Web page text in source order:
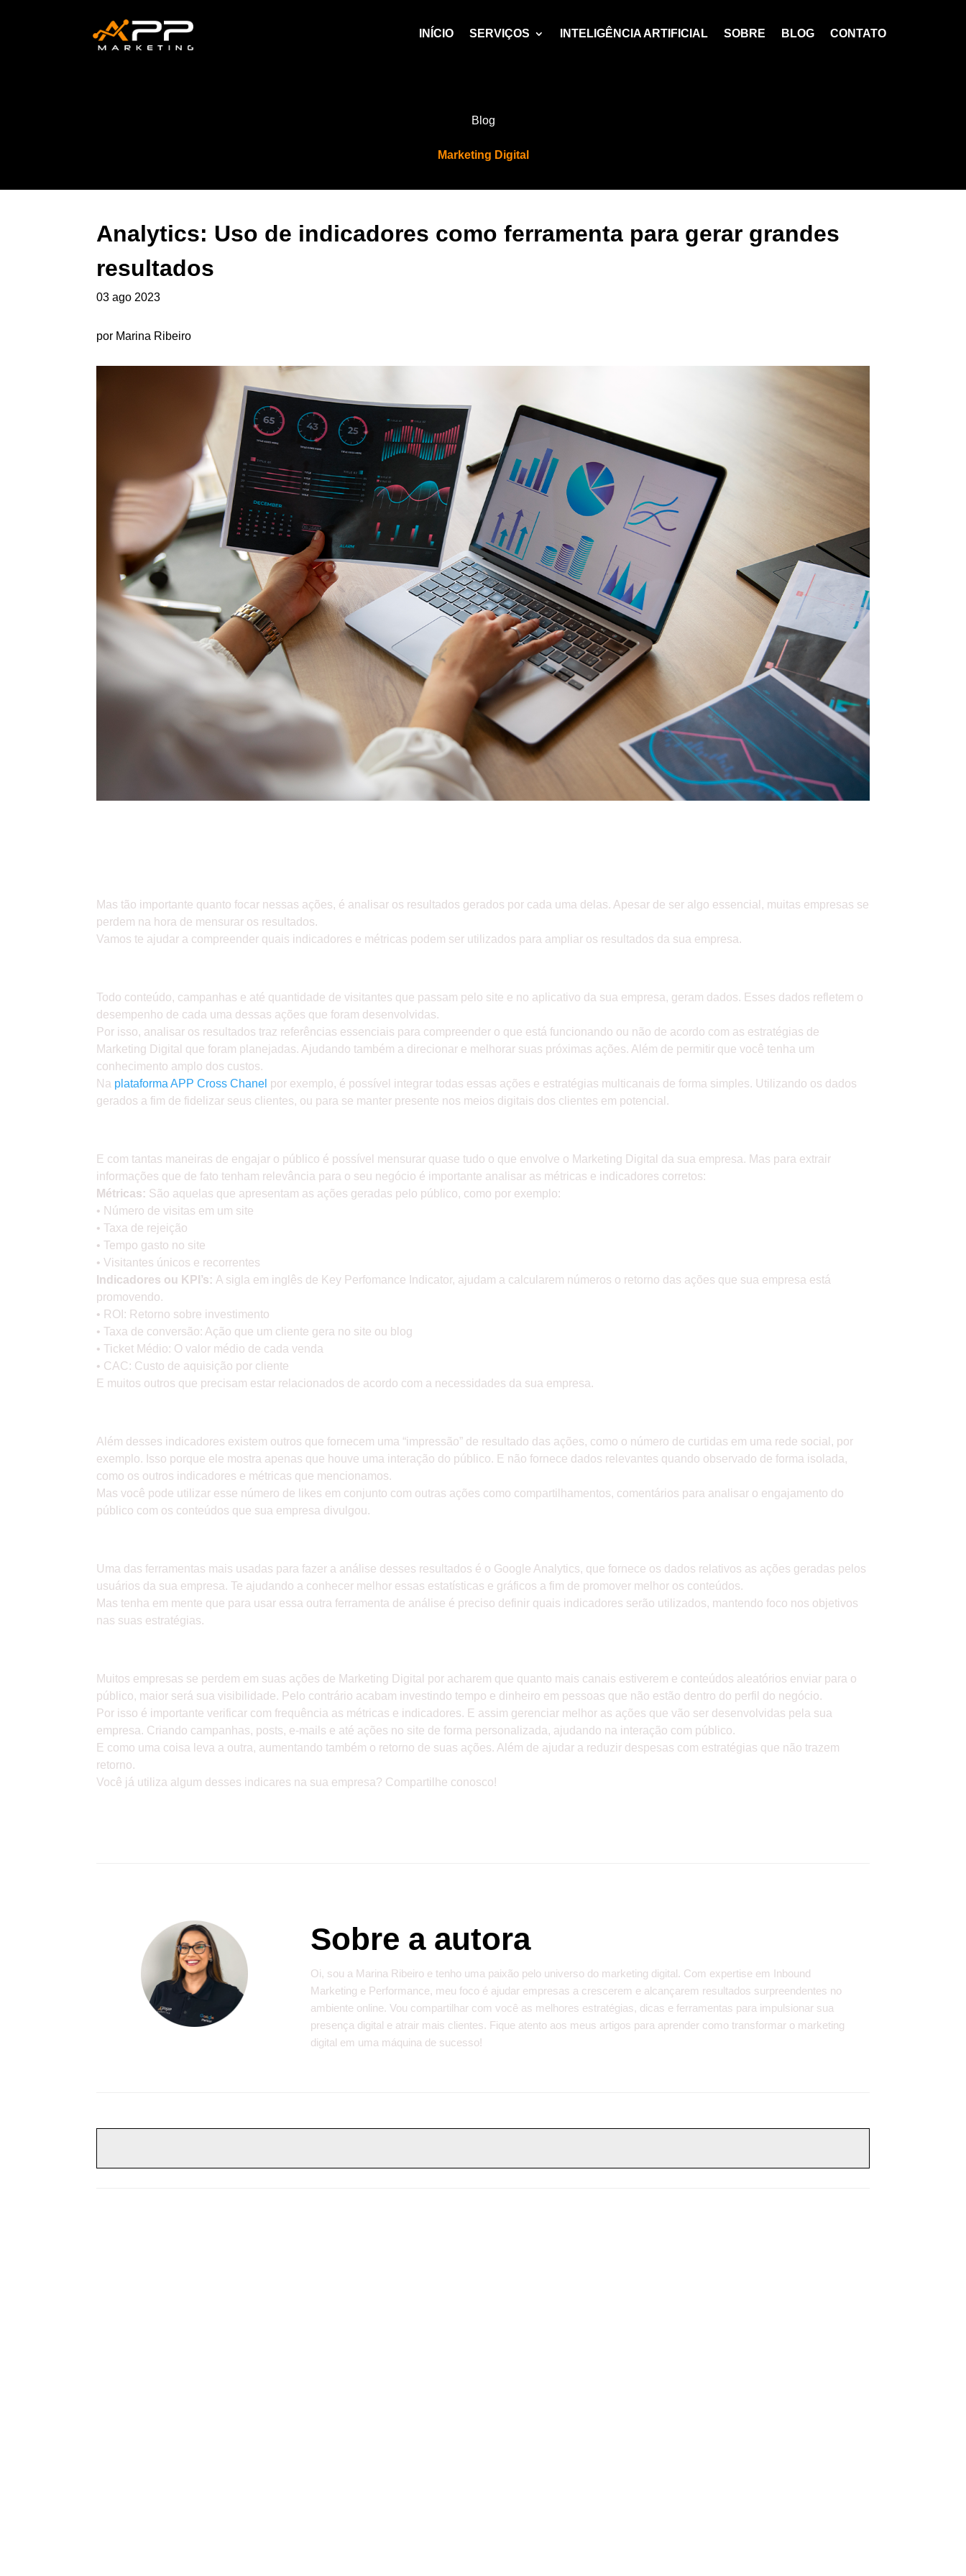
INÍCIO SERVIÇOS INTELIGÊNCIA ARTIFICIAL SOBRE BLOG CONTATO
Blog
Marketing Digital
Analytics: Uso de indicadores como ferramenta para gerar grandes
resultados
03 ago 2023
por Marina Ribeiro
Mas tão importante quanto focar nessas ações, é analisar os resultados gerados por cada uma delas. Apesar de ser algo essencial, muitas empresas se
perdem na hora de mensurar os resultados.
Vamos te ajudar a compreender quais indicadores e métricas podem ser utilizados para ampliar os resultados da sua empresa.
Todo conteúdo, campanhas e até quantidade de visitantes que passam pelo site e no aplicativo da sua empresa, geram dados. Esses dados refletem o
desempenho de cada uma dessas ações que foram desenvolvidas.
Por isso, analisar os resultados traz referências essenciais para compreender o que está funcionando ou não de acordo com as estratégias de
Marketing Digital que foram planejadas. Ajudando também a direcionar e melhorar suas próximas ações. Além de permitir que você tenha um
conhecimento amplo dos custos.
Na plataforma APP Cross Chanel por exemplo, é possível integrar todas essas ações e estratégias multicanais de forma simples. Utilizando os dados
gerados a fim de fidelizar seus clientes, ou para se manter presente nos meios digitais dos clientes em potencial.
E com tantas maneiras de engajar o público é possível mensurar quase tudo o que envolve o Marketing Digital da sua empresa. Mas para extrair
informações que de fato tenham relevância para o seu negócio é importante analisar as métricas e indicadores corretos:
Métricas: São aquelas que apresentam as ações geradas pelo público, como por exemplo:
• Número de visitas em um site
• Taxa de rejeição
• Tempo gasto no site
• Visitantes únicos e recorrentes
Indicadores ou KPI’s: A sigla em inglês de Key Perfomance Indicator, ajudam a calcularem números o retorno das ações que sua empresa está
promovendo.
• ROI: Retorno sobre investimento
• Taxa de conversão: Ação que um cliente gera no site ou blog
• Ticket Médio: O valor médio de cada venda
• CAC: Custo de aquisição por cliente
E muitos outros que precisam estar relacionados de acordo com a necessidades da sua empresa.
Além desses indicadores existem outros que fornecem uma “impressão” de resultado das ações, como o número de curtidas em uma rede social, por
exemplo. Isso porque ele mostra apenas que houve uma interação do público. E não fornece dados relevantes quando observado de forma isolada,
como os outros indicadores e métricas que mencionamos.
Mas você pode utilizar esse número de likes em conjunto com outras ações como compartilhamentos, comentários para analisar o engajamento do
público com os conteúdos que sua empresa divulgou.
Uma das ferramentas mais usadas para fazer a análise desses resultados é o Google Analytics, que fornece os dados relativos as ações geradas pelos
usuários da sua empresa. Te ajudando a conhecer melhor essas estatísticas e gráficos a fim de promover melhor os conteúdos.
Mas tenha em mente que para usar essa outra ferramenta de análise é preciso definir quais indicadores serão utilizados, mantendo foco nos objetivos
nas suas estratégias.
Muitos empresas se perdem em suas ações de Marketing Digital por acharem que quanto mais canais estiverem e conteúdos aleatórios enviar para o
público, maior será sua visibilidade. Pelo contrário acabam investindo tempo e dinheiro em pessoas que não estão dentro do perfil do negócio.
Por isso é importante verificar com frequência as métricas e indicadores. E assim gerenciar melhor as ações que vão ser desenvolvidas pela sua
empresa. Criando campanhas, posts, e-mails e até ações no site de forma personalizada, ajudando na interação com público.
E como uma coisa leva a outra, aumentando também o retorno de suas ações. Além de ajudar a reduzir despesas com estratégias que não trazem
retorno.
Você já utiliza algum desses indicares na sua empresa? Compartilhe conosco!
Sobre a autora
Oi, sou a Marina Ribeiro e tenho uma paixão pelo universo do marketing digital. Com expertise em Inbound
Marketing e Performance, meu foco é ajudar empresas a crescerem e alcançarem resultados surpreendentes no
ambiente online. Vou compartilhar com você as melhores estratégias, dicas e ferramentas para impulsionar sua
presença digital e atrair mais clientes. Fique atento aos meus artigos para aprender como transformar o marketing
digital em uma máquina de sucesso!